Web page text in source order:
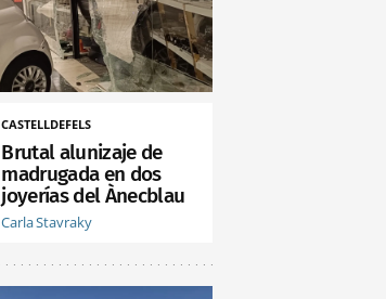
CASTELLDEFELS
Brutal alunizaje de
madrugada en dos
joyerías del Ànecblau
Carla Stavraky